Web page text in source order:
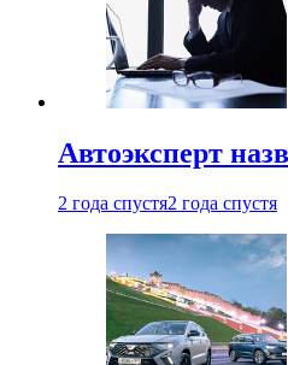
Автоэксперт
2 года спустя2 года спустя